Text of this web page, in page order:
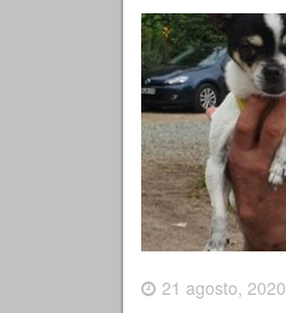
21 agosto, 2020